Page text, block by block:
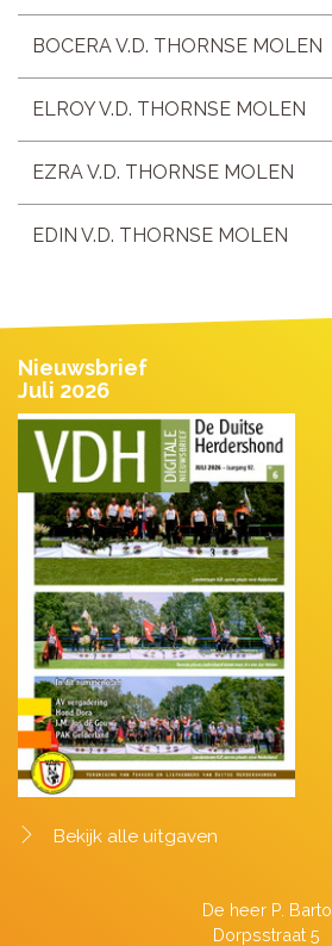
BOCERA V.D. THORNSE MOLEN
ELROY V.D. THORNSE MOLEN
EZRA V.D. THORNSE MOLEN
EDIN V.D. THORNSE MOLEN
Nieuwsbrief
Juli 2026
Bekijk alle uitgaven
De heer P. Barto
Dorpsstraat 5